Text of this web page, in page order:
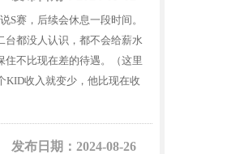
赛，后续会休息一段时间。
台都没人认识，都不会给薪水
不比现在差的待遇。（这里
KID收入就变少，他比现在收
发布日期：2024-08-26